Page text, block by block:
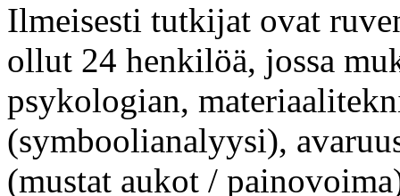
Ilmeisesti tutkijat ovat
ollut 24 henkilöä, jossa
psykologian,
(symboolianalyysi),
(mustat aukot /